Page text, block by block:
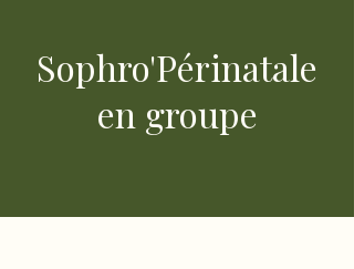
Sophro'Périnatale
en groupe